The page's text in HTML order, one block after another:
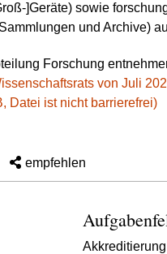
]Geräte) sowie
und Archive)
Forschung
von Juli
Datei ist nicht barrierefrei)
empfehlen
Akkreditierung